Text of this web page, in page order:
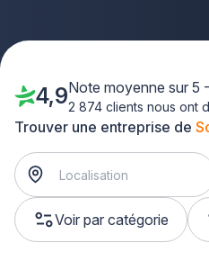
Trouver une entreprise de
Voir par catégorie
4,9Note moyenne sur 5
2 874 clients nous ont